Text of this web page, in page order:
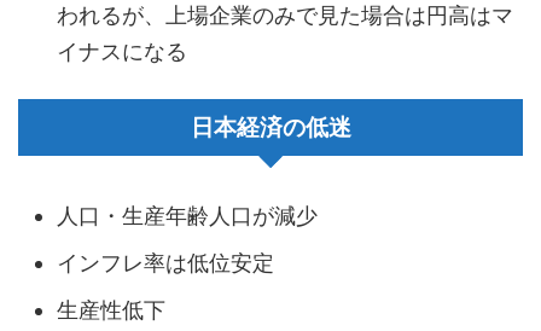
われるが、上場企業のみで見た場合は円高はマ
イナスになる
日本経済の低迷
人口・生産年齢人口が減少
インフレ率は低位安定
生産性低下